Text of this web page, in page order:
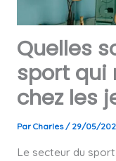
Quelles
sport qui
chez les
Par Charles/ 29/05/
Le secteur du